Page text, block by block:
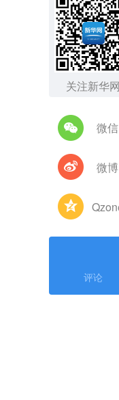
关注新华网
微信
微博
评论